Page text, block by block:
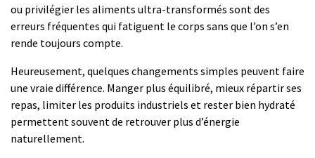
ou privilégier les aliments ultra-transformés sont des
erreurs fréquentes qui fatiguent le corps sans que l’on s’en
rende toujours compte.
Heureusement, quelques changements simples peuvent faire
une vraie différence. Manger plus équilibré, mieux répartir ses
repas, limiter les produits industriels et rester bien hydraté
permettent souvent de retrouver plus d’énergie
naturellement.